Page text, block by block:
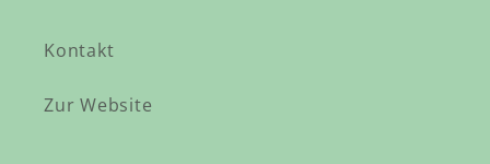
Kontakt
Zur Website